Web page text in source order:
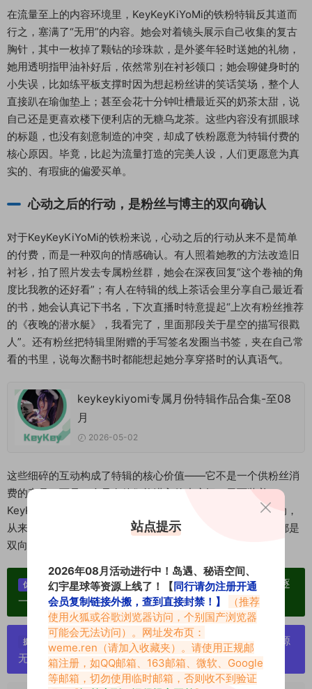
在流量至上的内容环境里，KeyKeyKiYoMi的铁粉特辑反其道而
行之，塞满了“无用”的内容。她会对着镜头展示自己收集的复古
胸针，其中一枚掉了颗钻的珍珠款，是外婆年轻时送她的礼物，
她用透明指甲油补好后，依然常别在衬衫领口；她会聊健身时的
小失误，比如练平板支撑时因为想起粉丝讲的笑话笑场，整个人
直接趴在瑜伽垫上；甚至会花十分钟吐槽最近买的奶茶太甜，说
自己还是更喜欢楼下便利店的无糖乌龙茶。这些内容没有抓眼球
的标题，也没有刻意制造的冲突，却成了铁粉愿意为特辑付费的
核心原因。毕竟，比起为流量打造的完美人设，人们更愿意为真
实的、有瑕疵的偏爱买单。
心动之后的行动，是粉丝与博主的双向确认
对于KeyKeyKiYoMi的铁粉来说，心动之后的行动从来不是简单
的付费，而是一种双向的情感确认。有人照着她教的方法改造旧
衬衫，拍了照片发去专属粉丝群，她会在深夜回复“这个卷袖的角
度比我教的还好看”；有人在特辑的线上茶话会里分享自己最近看
的书，她会认真记下书名，下次直播时特意提起“上次有粉丝推荐
的《夜晚的潜水艇》，我看完了，里面那段关于星空的描写很戳
人”。还有粉丝把特辑里附赠的手写签名发圈当书签，夹在自己常
看的书里，说每次翻书时都能想起她分享穿搭时的认真语气。
keykeykiyomi专属月份特辑作品合集-至08
月
2026-05-02
这些细碎的互动构成了特辑的核心价值——它不是一个供粉丝消
费的产品，而是一个只有他们能进入的小房间，里面装着
KeyKeyKiYoMi的真实，也装着他们的偏爱。心动之后的行动，
从来不是为了得到什么，而是为了确认，自己的喜欢，从来都是
双向的。
优势：
单个博主作品统一整合分享、素材高度去重复、逐
一归档方便收藏！
提示：
严禁搬运资源链接，一经发现封号处理，素材资源
无露点、需求请绕道，关闭本站网页！
站点提示
2026年08月活动进行中！岛遇、秘语空间、
幻宇星球等资源上线了！【同行请勿注册开通
会员复制链接外搬，查到直接封禁！】
（推荐
使用火狐或谷歌浏览器访问，个别国产浏览器
可能会无法访问）。网址发布页：
weme.ren （请加入收藏夹）。请使用正规邮
箱注册，如QQ邮箱、163邮箱、微软、Google
等邮箱，切勿使用临时邮箱，否则收不到验证